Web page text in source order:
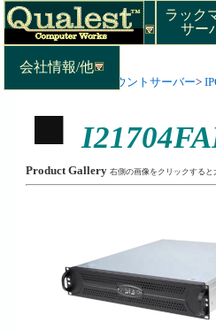
ラック
サー
会社情報/他
ラックマウントサーバー>
Product Gallery 右側の画像をクリックすると